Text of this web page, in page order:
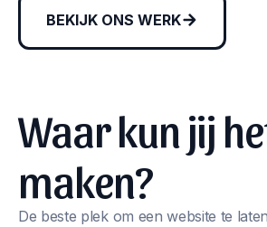
BEKIJK ONS WERK
Waar kun jij
maken?
De beste plek om een website te